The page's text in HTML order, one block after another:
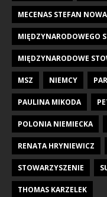
MECENAS STEFAN
MIĘDZYNARODOWEGO
MIĘDZYNARODOWE
MSZ NIEMCY
PAULINA MIKODA
POLONIA NIEMIECKA
RENATA HRYNIEWICZ
STOWARZYSZENIE
THOMAS KARZELEK